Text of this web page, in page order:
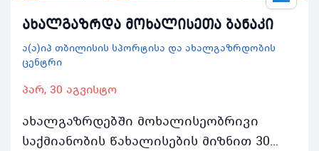
ახალგაზრდა მოხალისეთა ბანაკი
ა(ა)იპ თბილისის სპორტისა და ახალგაზრდობის
ცენტრი
პარ, 30 აგვისტო
ახალგაზრდებში მოხალისეობრივი
საქმიანობის წახალისების მიზნით 30